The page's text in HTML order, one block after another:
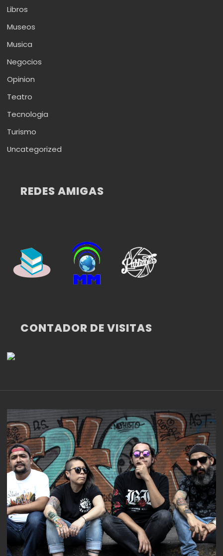
Libros
Museos
Musica
Negocios
Opinion
Teatro
Tecnologia
Turismo
Uncategorized
REDES AMIGAS
CONTADOR DE VISITAS